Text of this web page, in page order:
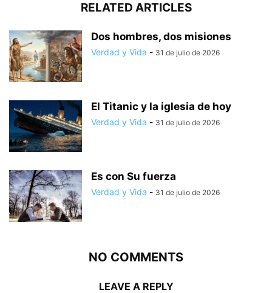
RELATED ARTICLES
Dos hombres, dos misiones
Verdad y Vida - 31 de julio de 2026
El Titanic y la iglesia de hoy
Verdad y Vida - 31 de julio de 2026
Es con Su fuerza
Verdad y Vida - 31 de julio de 2026
NO COMMENTS
LEAVE A REPLY